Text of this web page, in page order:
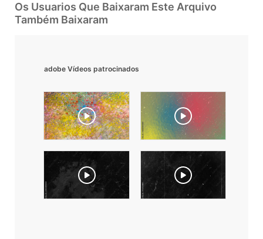
Os Usuarios Que Baixaram Este Arquivo
Também Baixaram
adobe Vídeos patrocinados